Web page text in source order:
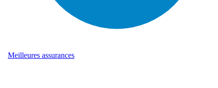
Meilleures assurances